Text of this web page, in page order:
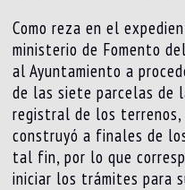
Como reza en el
ministerio de Fomento
al Ayuntamiento a
de las siete parcelas de
registral de los
construyó a finales de
tal fin, por lo que
iniciar los trámites para